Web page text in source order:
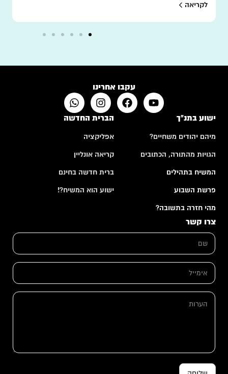
לקריאה
עקבו אחרינו
ישוע בתנ"ך
מיהם יהודים משחיים?
הגויות מהתורה, הכתובים
המשיח בתהילים
פרשת השבוע
מהי חזרה בתשובה?
הברית החדשה
אפליקציה
קריאה אונליין
ברית חדשה בחינם
ישוע הוא המשיח?!
צרו קשר
ש
*
א
מ
יי
ע
ו
ה